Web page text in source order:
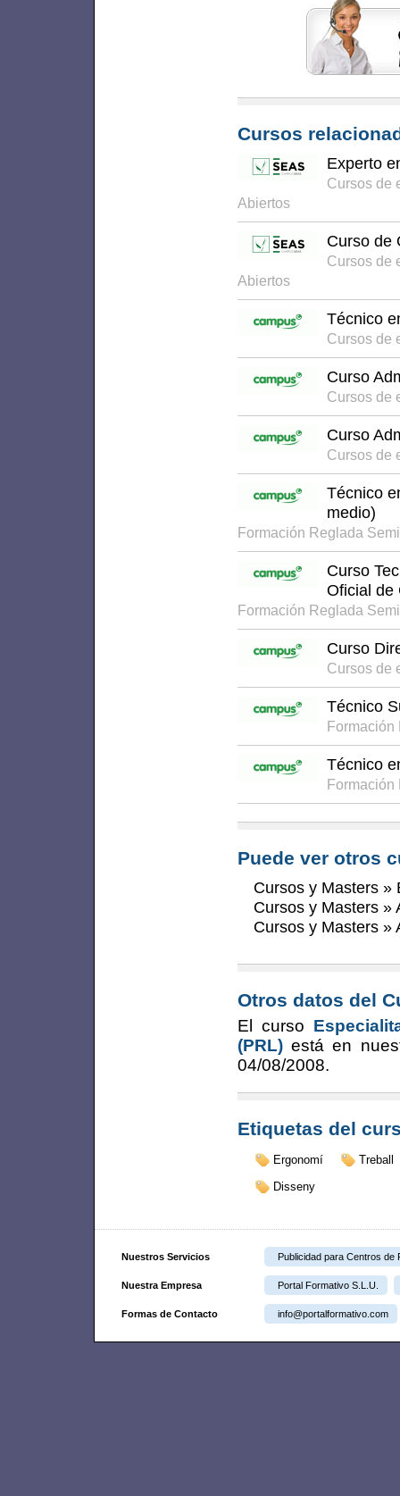
Cursos
Experto
Cursos de
Abiertos
Curso de
Cursos de
Abiertos
Técnico
Cursos de
Curso
Cursos de
Curso
Cursos de
Técnico
medio)
Formación Reglada
Curso
Oficial de
Formación Reglada
Curso
Cursos de
Técnico
Técnico
Puede ver otros
Cursos y Masters »
Cursos y Masters »
Cursos y Masters »
Otros datos del
El curso
(PRL) está en
04/08/2008.
Etiquetas del
Ergonomí
Treball
Disseny
Nuestros Servicios Publicidad para Centros de
Nuestra Empresa Portal Formativo S.L.U.
Formas de Contacto info@portalformativo.com